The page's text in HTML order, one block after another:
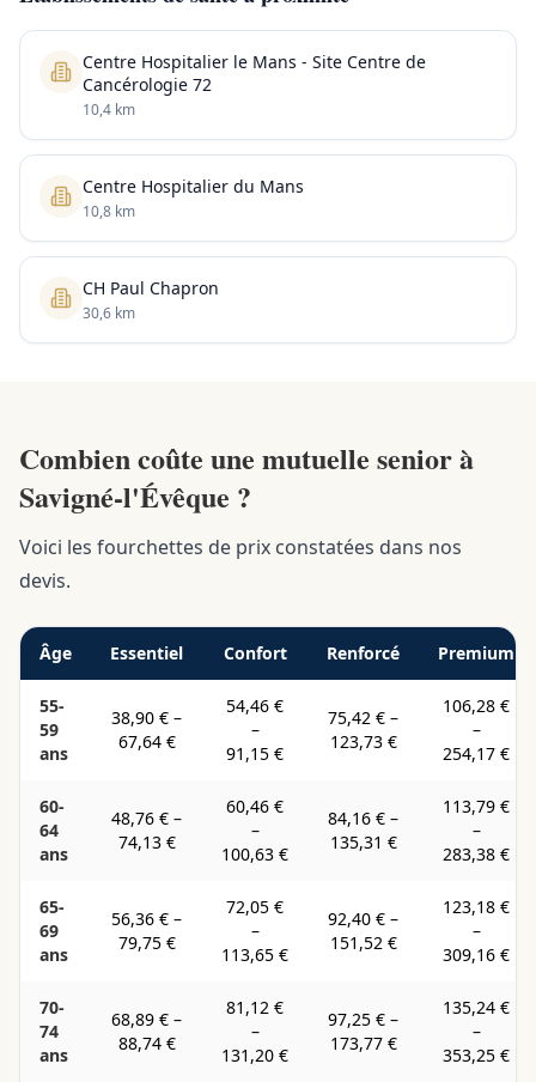
Centre Hospitalier le Mans - Site Centre de
Cancérologie 72
10,4 km
Centre Hospitalier du Mans
10,8 km
CH Paul Chapron
30,6 km
Combien coûte une mutuelle senior à
Savigné-l'Évêque ?
Voici les fourchettes de prix constatées dans nos
devis.
Âge Essentiel Confort Renforcé Premium
55-
59
ans
38,90 € –
67,64 €
54,46 €
–
91,15 €
75,42 € –
123,73 €
106,28 €
–
254,17 €
60-
64
ans
48,76 € –
74,13 €
60,46 €
–
100,63 €
84,16 € –
135,31 €
113,79 €
–
283,38 €
65-
69
ans
56,36 € –
79,75 €
72,05 €
–
113,65 €
92,40 € –
151,52 €
123,18 €
–
309,16 €
70-
74
ans
68,89 € –
88,74 €
81,12 €
–
131,20 €
97,25 € –
173,77 €
135,24 €
–
353,25 €